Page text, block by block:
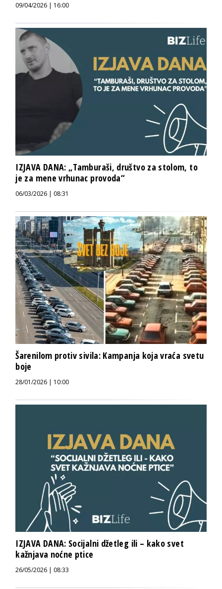
09/04/2026 | 16:00
IZJAVA DANA: „Tamburaši, društvo za stolom, to
je za mene vrhunac provoda“
06/03/2026 | 08:31
Šarenilom protiv sivila: Kampanja koja vraća svetu
boje
28/01/2026 | 10:00
IZJAVA DANA: Socijalni džetleg ili – kako svet
kažnjava noćne ptice
26/05/2026 | 08:33